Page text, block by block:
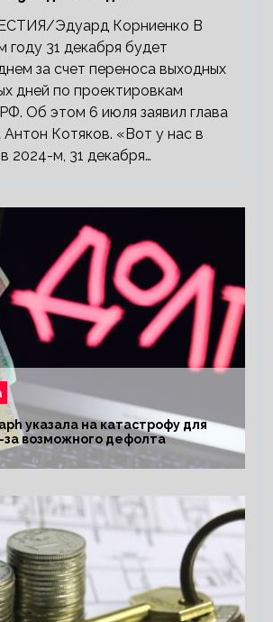
Эдуард Корниенко В
31 декабря будет
за счет переноса выходных
дней по проектировкам
Об этом 6 июля заявил глава
Котяков. «Вот у нас в
2024-м, 31 декабря…
указала на катастрофу для
за возможного дефолта